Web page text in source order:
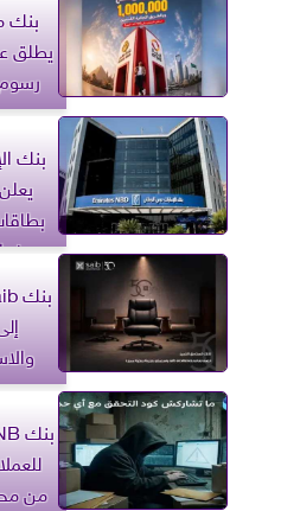
بنك
يطلق
بنك
من